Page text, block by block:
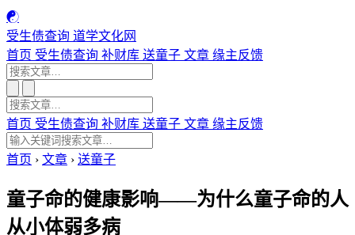
☯
受生债查询 道学文化网
首页 受生债查询 补财库 送童子 文章 缘主反馈
首页 受生债查询 补财库 送童子 文章 缘主反馈
首页 › 文章 › 送童子
童子命的健康影响——为什么童子命的人
从小体弱多病